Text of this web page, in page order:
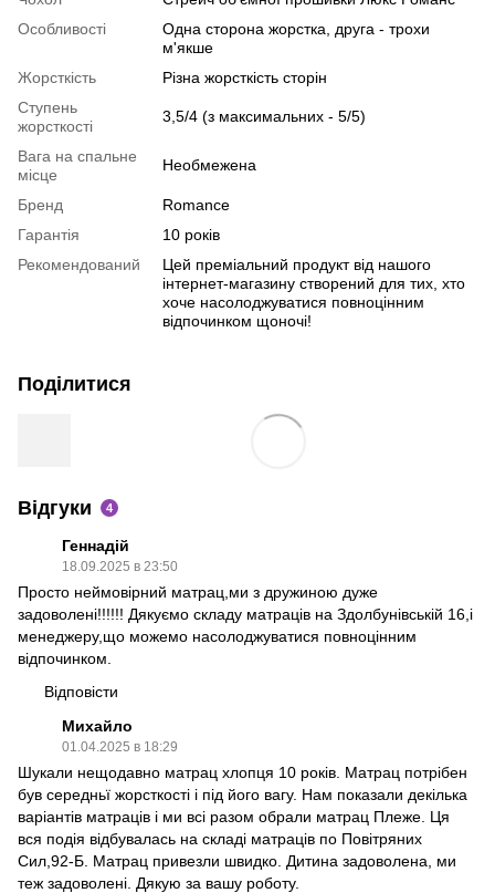
Особливості
Одна сторона жорстка, друга - трохи
м'якше
Жорсткість
Різна жорсткість сторін
Ступень
жорсткості
3,5/4 (з максимальних - 5/5)
Вага на спальне
місце
Необмежена
Бренд
Romance
Гарантія
10 років
Рекомендований
Цей преміальний продукт від нашого
інтернет-магазину створений для тих, хто
хоче насолоджуватися повноцінним
відпочинком щоночі!
Поділитися
Відгуки 4
Геннадій
18.09.2025 в 23:50
Просто неймовірний матрац,ми з дружиною дуже
задоволені!!!!!! Дякуємо складу матраців на Здолбунівській 16,і
менеджеру,що можемо насолоджуватися повноцінним
відпочинком.
Відповісти
Михайло
01.04.2025 в 18:29
Шукали нещодавно матрац хлопця 10 років. Матрац потрібен
був середньї жорсткості і під його вагу. Нам показали декілька
варіантів матраців і ми всі разом обрали матрац Плеже. Ця
вся подія відбувалась на складі матраців по Повітряних
Сил,92-Б. Матрац привезли швидко. Дитина задоволена, ми
теж задоволені. Дякую за вашу роботу.